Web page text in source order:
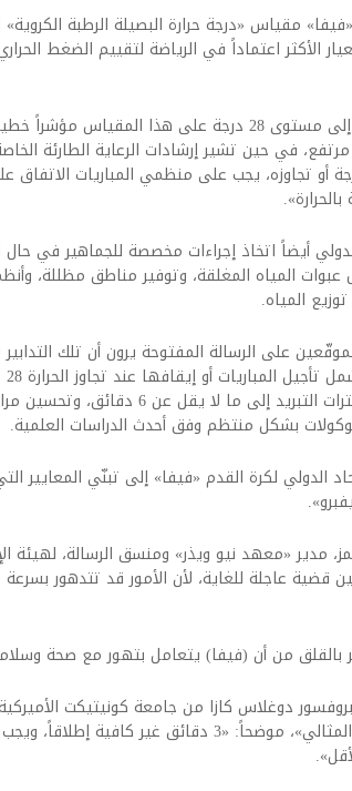
مقياس «درجة حرارة البصيلة الرطبة
الأكثر اعتماداً في الرياضة لتقييم الضغط
ويُعدّ الوصول إلى مستوى 28 درجة على هذا
في حين تشير إرشادات الرعاية الطارئة
32 درجة أو تجاوزه، يجب على منظمي المباريات
أيضاً اتخاذ إجراءات مخصصة للجماهير في حال
عبوات المياه المغلقة، وتوفير مناطق مظللة،
المياه.
على الرسالة المفتوحة يرون أن تلك التدابير
جانب تمديد فترات التبريد إلى ما
بشكل منتظم وفق أحدث الدراسات العلمية.
الدولي لكرة القدم «فيفا» إلى تبنّي المعايير
مدير «معهد نيو ويذر» ومنسق الرسالة، لهيئة
قضية عاجلة للغاية، لأن الأمور قد تتدهور
من أن (فيفا) يتعامل بتهور مع صحة
دوغلاس كازا من جامعة كونيتيكت